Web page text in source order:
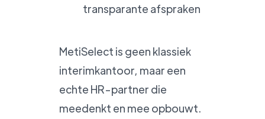
transparante afspraken
MetiSelect is geen klassiek
interimkantoor, maar een
echte HR-partner die
meedenkt en mee opbouwt.